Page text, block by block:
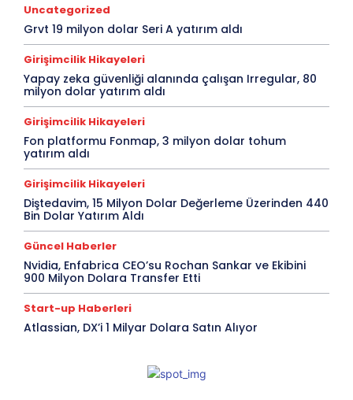
Uncategorized
Grvt 19 milyon dolar Seri A yatırım aldı
Girişimcilik Hikayeleri
Yapay zeka güvenliği alanında çalışan Irregular, 80
milyon dolar yatırım aldı
Girişimcilik Hikayeleri
Fon platformu Fonmap, 3 milyon dolar tohum
yatırım aldı
Girişimcilik Hikayeleri
Diştedavim, 15 Milyon Dolar Değerleme Üzerinden 440
Bin Dolar Yatırım Aldı
Güncel Haberler
Nvidia, Enfabrica CEO’su Rochan Sankar ve Ekibini
900 Milyon Dolara Transfer Etti
Start-up Haberleri
Atlassian, DX’i 1 Milyar Dolara Satın Alıyor